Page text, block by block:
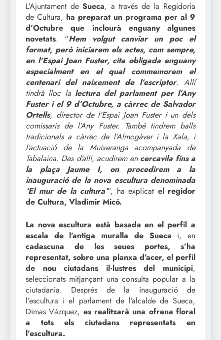
L’Ajuntament deSueca, a través de la Regidoria
de Cultura, ha preparat un programa per al 9
d’Octubre que inclourà enguany algunes
novetats. “Hem volgut canviar un poc el
format, però iniciarem els actes, com sempre,
en l’Espai Joan Fuster, cita obligada enguany
especialment en el qual commemorem el
centenari del naixement de l’escriptor. Allí
tindrà lloc la lectura del parlament per l’Any
Fuster i el 9 d’Octubre, a càrrec de Salvador
Ortells, director de l’Espai Joan Fuster i un dels
comissaris de l’Any Fuster. També tindrem balls
tradicionals a càrrec de l’Almogàver i la Xala, i
l’actuació de la Muixeranga acompanyada de
Tabalaina. Des d’allí, acudirem en cercavila fins a
la plaça Jaume I, on procedirem a la
inauguració de la nova escultura denominada
‘El mur de la cultura’”, ha explicat el regidor
de Cultura, Vladimir Micó.
La nova escultura està basada en el perfil a
escala de l’antiga muralla de Sueca i, en
cadascuna de les seues portes, s’ha
representat, sobre una planxa d’acer, el perfil
de nou ciutadans il·lustres del municipi,
seleccionats mitjançant una consulta popular a la
ciutadania. Després de la inauguració de
l’escultura i el parlament de l’alcalde de Sueca,
Dimas Vázquez, es realitzarà una ofrena floral
a tots els ciutadans representats en
l’escultura.